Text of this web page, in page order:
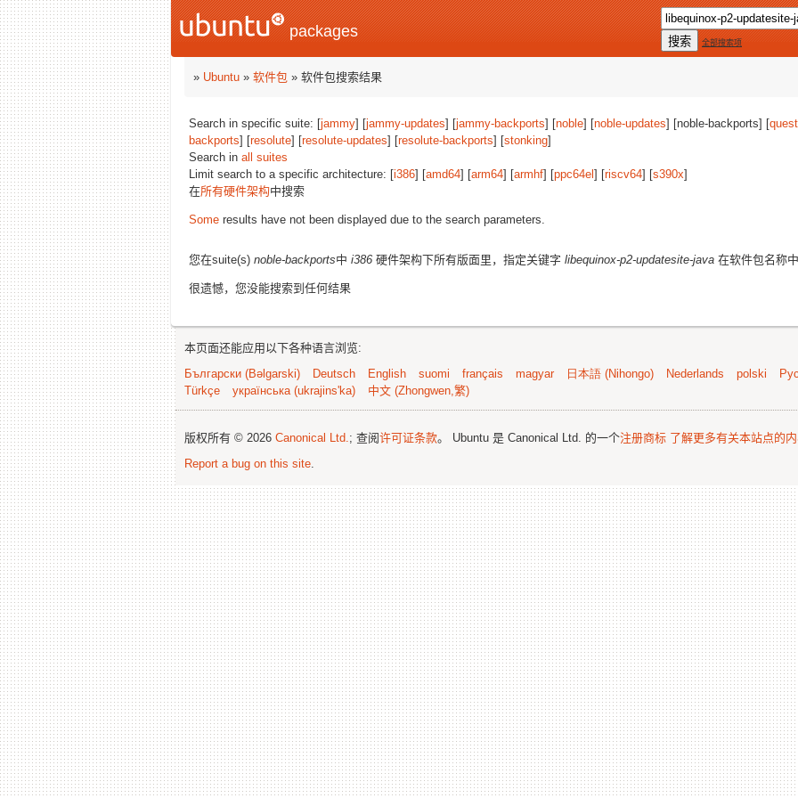
packages
全部搜索项
» Ubuntu » 软件包 » 软件包搜索结果
Search in specific suite: [jammy] [jammy-updates] [jammy-backports] [noble] [noble-updates] [noble-backports] [
backports] [resolute] [resolute-updates] [resolute-backports] [stonking]
Search in all suites
Limit search to a specific architecture: [i386] [amd64] [arm64] [armhf] [ppc64el ] [riscv64] [s390x]
在所有硬件架构中搜索
Some results have not been displayed due to the search parameters.
您在suite(s) noble-backports中 i386 硬件架构下所有版面里，指定关键字 libequinox-p2-updatesite-java 在软件包名称
很遗憾，您没能搜索到任何结果
本页面还能应用以下各种语言浏览:
Български (Bəlgarski)
Deutsch English suomi français magyar 日本語 (Nihongo) Nederlands polski
Türkçe
українська (ukrajins'ka) 中文 (Zhongwen,繁)
版权所有 © 2026 Canonical Ltd.; 查阅许可证条款。 Ubuntu 是 Canonical Ltd. 的一个注册商标 了解更多有关本站点的
Report a bug on this site.